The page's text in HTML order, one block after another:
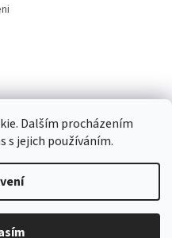
Dalším procházením
s jejich používáním.
práva vyhrazena.Upravit